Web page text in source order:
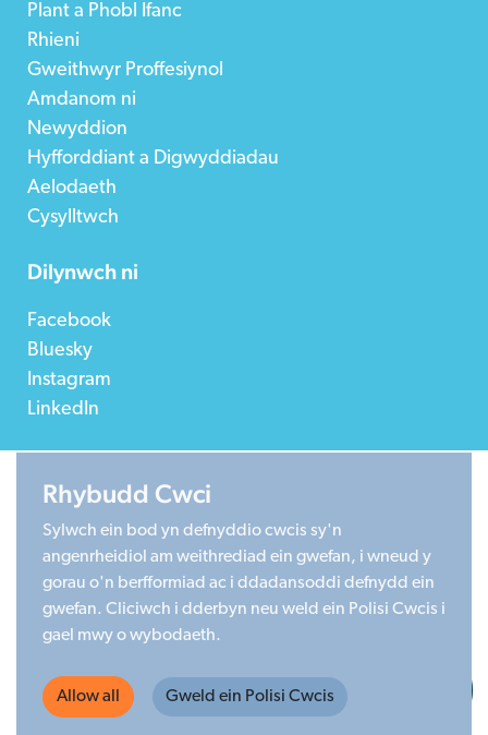
Plant a Phobl Ifanc
Rhieni
Gweithwyr Proffesiynol
Amdanom ni
Newyddion
Hyfforddiant a Digwyddiadau
Aelodaeth
Cysylltwch
Dilynwch ni
Facebook
Bluesky
Instagram
LinkedIn
©2026 Children in Wales
Registered Charity 1020313. Company limited by
guarantee 2805996.
Head office: Cardiff University Social Science Research
Park (SPARK), Cardiff, CF24 4HQ
Rhybudd Cwci
Sylwch ein bod yn defnyddio cwcis sy'n
angenrheidiol am weithrediad ein gwefan, i wneud y
gorau o'n berfformiad ac i ddadansoddi defnydd ein
gwefan. Cliciwch i dderbyn neu weld ein Polisi Cwcis i
gael mwy o wybodaeth.
Allow all Gweld ein Polisi Cwcis